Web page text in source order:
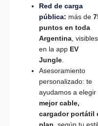
Red de carga
pública: más de
puntos en toda
Argentina , visibles
en la app EV
Jungle
Asesoramiento
personalizado: te
ayudamos a elegir
mejor cable,
cargador portátil